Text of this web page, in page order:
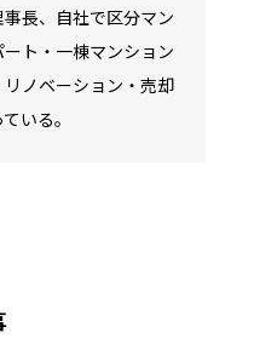
長、自社で区分マン
ト・一棟マンション
ノベーション・売却
いる。